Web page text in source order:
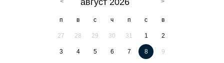
п в с ч п с в
27 28 29 30 31 1 2
3 4 5 6 7 8 9